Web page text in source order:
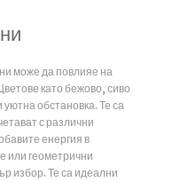
може да повлияе на
като бежово, сиво
обстановка. Те са
с различни
енергия в
или геометрични
избор. Те са идеални